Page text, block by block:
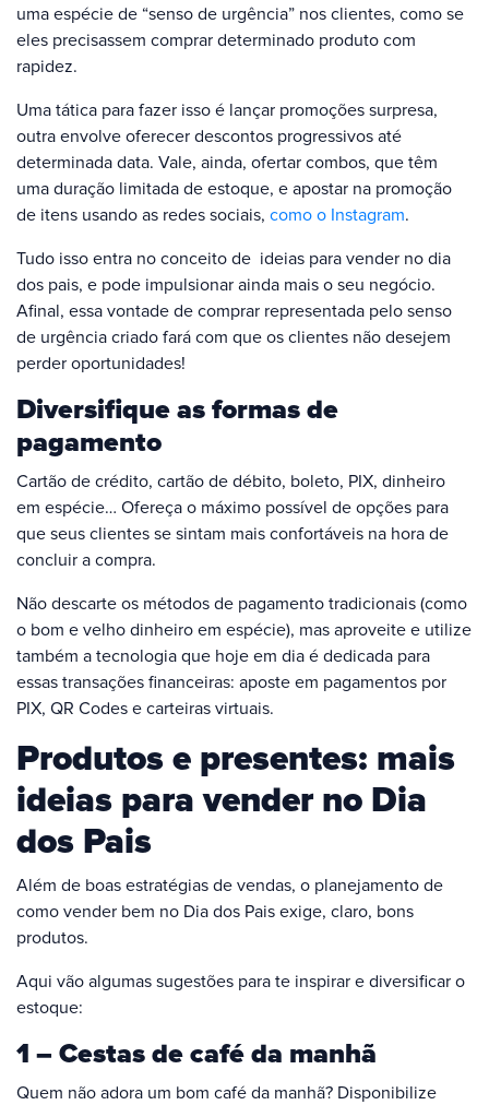
uma espécie de “senso de urgência” nos clientes, como se
eles precisassem comprar determinado produto com
rapidez.
Uma tática para fazer isso é lançar promoções surpresa,
outra envolve oferecer descontos progressivos até
determinada data. Vale, ainda, ofertar combos, que têm
uma duração limitada de estoque, e apostar na promoção
de itens usando as redes sociais, como o Instagram.
Tudo isso entra no conceito de ideias para vender no dia
dos pais, e pode impulsionar ainda mais o seu negócio.
Afinal, essa vontade de comprar representada pelo senso
de urgência criado fará com que os clientes não desejem
perder oportunidades!
Diversifique as formas de
pagamento
Cartão de crédito, cartão de débito, boleto, PIX, dinheiro
em espécie… Ofereça o máximo possível de opções para
que seus clientes se sintam mais confortáveis na hora de
concluir a compra.
Não descarte os métodos de pagamento tradicionais (como
o bom e velho dinheiro em espécie), mas aproveite e utilize
também a tecnologia que hoje em dia é dedicada para
essas transações financeiras: aposte em pagamentos por
PIX, QR Codes e carteiras virtuais.
Produtos e presentes: mais
ideias para vender no Dia
dos Pais
Além de boas estratégias de vendas, o planejamento de
como vender bem no Dia dos Pais exige, claro, bons
produtos.
Aqui vão algumas sugestões para te inspirar e diversificar o
estoque:
1 – Cestas de café da manhã
Quem não adora um bom café da manhã? Disponibilize